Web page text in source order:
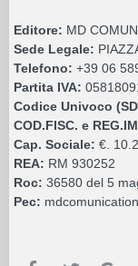
Editore: MD
Sede Legale:
Telefono: +39 06
Partita IVA:
Codice Univoco
COD.FISC. e
Cap. Sociale: €.
REA: RM 930252
Roc: 36580 del 5
Pec: